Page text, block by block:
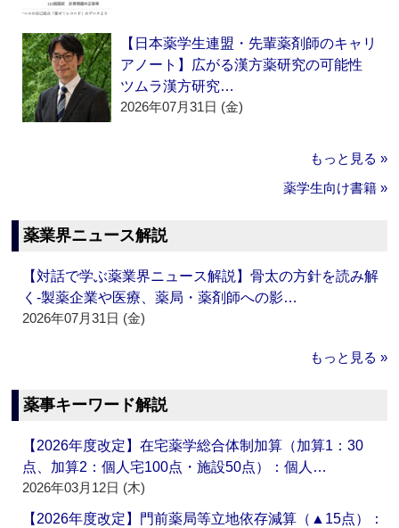
【日本薬学生連盟・先輩薬剤師のキャリ
アノート】広がる漢方薬研究の可能性
ツムラ漢方研究…
2026年07月31日 (金)
もっと見る »
薬学生向け書籍 »
薬業界ニュース解説
【対話で学ぶ薬業界ニュース解説】骨太の方針を読み解
く‐製薬企業や医療、薬局・薬剤師への影…
2026年07月31日 (金)
もっと見る »
薬事キーワード解説
【2026年度改定】在宅薬学総合体制加算（加算1：30
点、加算2：個人宅100点・施設50点）：個人…
2026年03月12日 (木)
【2026年度改定】門前薬局等立地依存減算（▲15点）：